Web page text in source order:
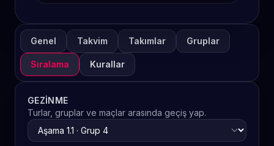
Genel Takvim Takımlar Gruplar
Sıralama Kurallar
GEZINME
Turlar, gruplar ve maçlar arasında geçiş yap.